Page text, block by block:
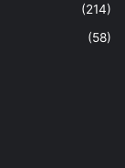
(214)
(58)